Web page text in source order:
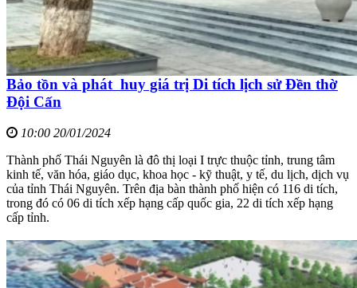
Bảo tồn và phát huy giá trị Di tích lịch sử Đền thờ
Đội Cấn
10:00 20/01/2024
Thành phố Thái Nguyên là đô thị loại I trực thuộc tỉnh, trung tâm
kinh tế, văn hóa, giáo dục, khoa học - kỹ thuật, y tế, du lịch, dịch vụ
của tỉnh Thái Nguyên. Trên địa bàn thành phố hiện có 116 di tích,
trong đó có 06 di tích xếp hạng cấp quốc gia, 22 di tích xếp hạng
cấp tỉnh.